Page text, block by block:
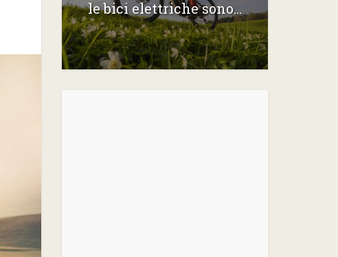
le bici elettriche sono...